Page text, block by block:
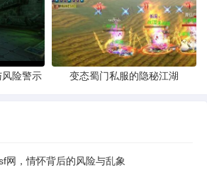
险警示 变态蜀门私服的隐秘江湖
网，情怀背后的风险与乱象